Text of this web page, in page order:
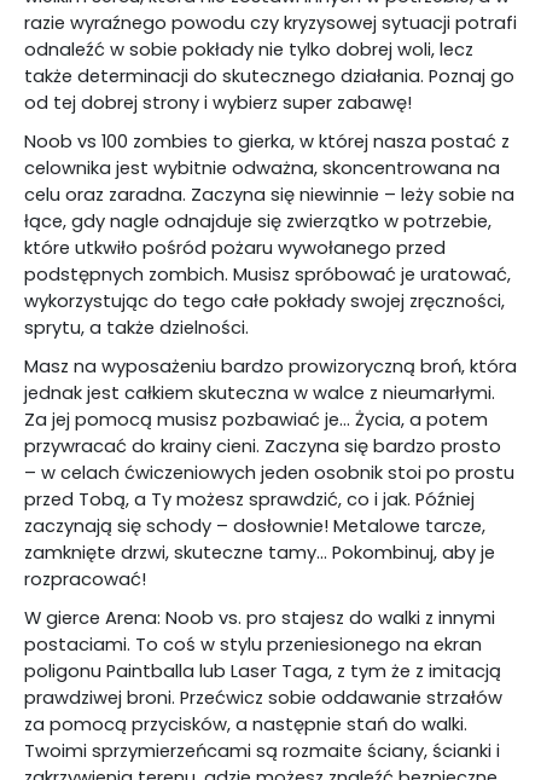
razie wyraźnego powodu czy kryzysowej sytuacji potrafi
odnaleźć w sobie pokłady nie tylko dobrej woli, lecz
także determinacji do skutecznego działania. Poznaj go
od tej dobrej strony i wybierz super zabawę!
Noob vs 100 zombies to gierka, w której nasza postać z
celownika jest wybitnie odważna, skoncentrowana na
celu oraz zaradna. Zaczyna się niewinnie – leży sobie na
łące, gdy nagle odnajduje się zwierzątko w potrzebie,
które utkwiło pośród pożaru wywołanego przed
podstępnych zombich. Musisz spróbować je uratować,
wykorzystując do tego całe pokłady swojej zręczności,
sprytu, a także dzielności.
Masz na wyposażeniu bardzo prowizoryczną broń, która
jednak jest całkiem skuteczna w walce z nieumarłymi.
Za jej pomocą musisz pozbawiać je… Życia, a potem
przywracać do krainy cieni. Zaczyna się bardzo prosto
– w celach ćwiczeniowych jeden osobnik stoi po prostu
przed Tobą, a Ty możesz sprawdzić, co i jak. Później
zaczynają się schody – dosłownie! Metalowe tarcze,
zamknięte drzwi, skuteczne tamy… Pokombinuj, aby je
rozpracować!
W gierce Arena: Noob vs. pro stajesz do walki z innymi
postaciami. To coś w stylu przeniesionego na ekran
poligonu Paintballa lub Laser Taga, z tym że z imitacją
prawdziwej broni. Przećwicz sobie oddawanie strzałów
za pomocą przycisków, a następnie stań do walki.
Twoimi sprzymierzeńcami są rozmaite ściany, ścianki i